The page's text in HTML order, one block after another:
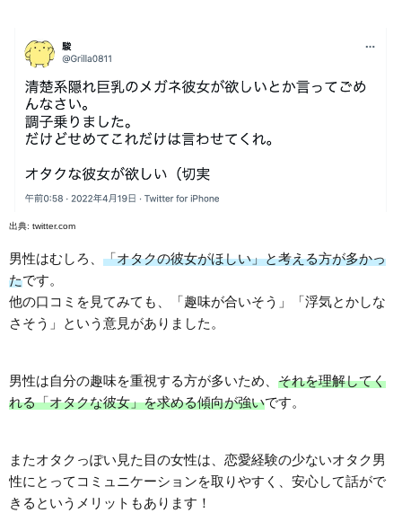
出典: twitter.com
男性はむしろ、 「オタクの彼女がほしい」と考える方が多かっ
たです。
他の口コミを見てみても、「趣味が合いそう」「浮気とかしな
さそう」という意見がありました。
男性は自分の趣味を重視する方が多いため、 それを理解してく
れる「オタクな彼女」を求める傾向が強いです。
またオタクっぽい見た目の女性は、恋愛経験の少ないオタク男
性にとってコミュニケーションを取りやすく、安心して話がで
きるというメリットもあります！